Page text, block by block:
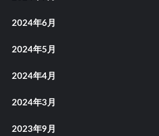
2024年6月
2024年5月
2024年4月
2024年3月
2023年9月